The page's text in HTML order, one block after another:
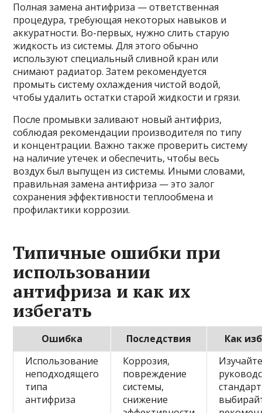
Полная замена антифриза — ответственная
процедура, требующая некоторых навыков и
аккуратности. Во-первых, нужно слить старую
жидкость из системы. Для этого обычно
используют специальный сливной кран или
снимают радиатор. Затем рекомендуется
промыть систему охлаждения чистой водой,
чтобы удалить остатки старой жидкости и грязи.
После промывки заливают новый антифриз,
соблюдая рекомендации производителя по типу
и концентрации. Важно также проверить систему
на наличие утечек и обеспечить, чтобы весь
воздух был выпущен из системы. Иными словами,
правильная замена антифриза — это залог
сохранения эффективности теплообмена и
профилактики коррозии.
Типичные ошибки при
использовании
антифриза и как их
избегать
Ошибка Последствия
Как
Использование
неподходящего
типа
антифриза
Коррозия,
повреждение
системы,
снижение